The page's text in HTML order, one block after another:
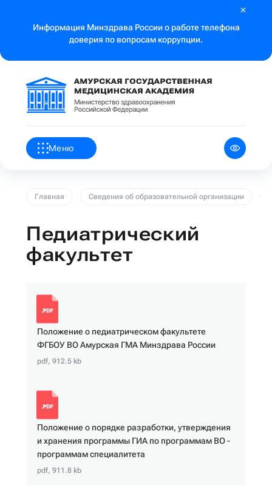
Информация Минздрава России о работе телефона
доверия по вопросам коррупции.
Меню
Главная Сведения об образовательной организации
Педиатрический
факультет
Положение о педиатрическом факультете
ФГБОУ ВО Амурская ГМА Минздрава России
pdf, 912.5 kb
Положение о порядке разработки, утверждения
и хранения программы ГИА по программам ВО -
программам специалитета
pdf, 911.8 kb